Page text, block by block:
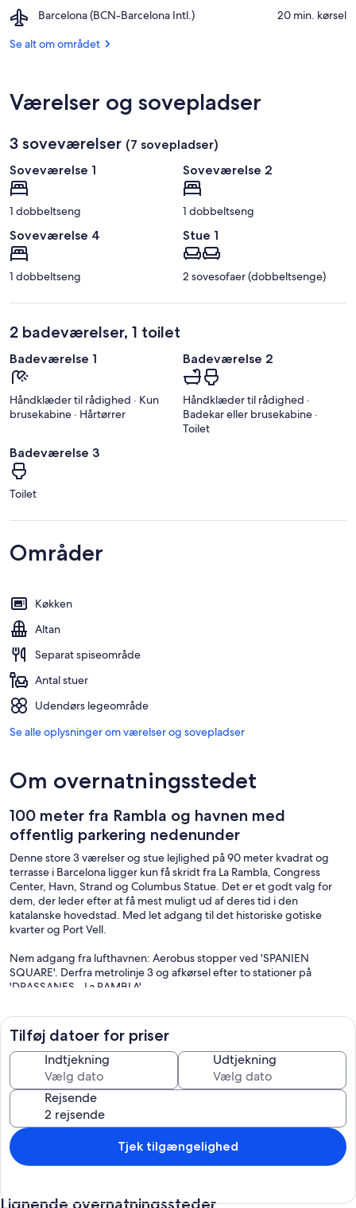
Rambla
Barcelona (BCN-Barcelona Intl.)
Airport,
(BCN-
‪20 min. kørsel‬
Se alt om området
Værelser og sovepladser
3 soveværelser (7 sovepladser)
Soveværelse 1
1 dobbeltseng
Soveværelse 2
1 dobbeltseng
Soveværelse 4
1 dobbeltseng
Stue 1
2 sovesofaer (dobbeltsenge)
2 badeværelser, 1 toilet
Badeværelse 1
Håndklæder til rådighed · Kun
brusekabine · Hårtørrer
Badeværelse 2
Håndklæder til rådighed ·
Badekar eller brusekabine ·
Toilet
Badeværelse 3
Toilet
Områder
Køkken
Altan
Separat spiseområde
Antal stuer
Udendørs legeområde
Se alle oplysninger om værelser og sovepladser
Om overnatningsstedet
100 meter fra Rambla og havnen med
offentlig parkering nedenunder
Denne store 3 værelser og stue lejlighed på 90 meter kvadrat og
terrasse i Barcelona ligger kun få skridt fra La Rambla, Congress
Center, Havn, Strand og Columbus Statue. Det er et godt valg for
dem, der leder efter at få mest muligt ud af deres tid i den
katalanske hovedstad. Med let adgang til det historiske gotiske
kvarter og Port Vell.
Nem adgang fra lufthavnen: Aerobus stopper ved 'SPANIEN
SQUARE'. Derfra metrolinje 3 og afkørsel efter to stationer på
'DRASSANES - La RAMBLA'
Tilføj datoer for priser
Indtjekning Udtjekning
Rejsende
Tjek tilgængelighed
Lignende overnatningssteder